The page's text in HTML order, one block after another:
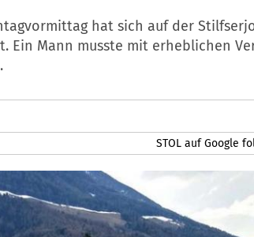
hat sich auf der
Ein Mann musste mit erheblichen
STOL auf Google